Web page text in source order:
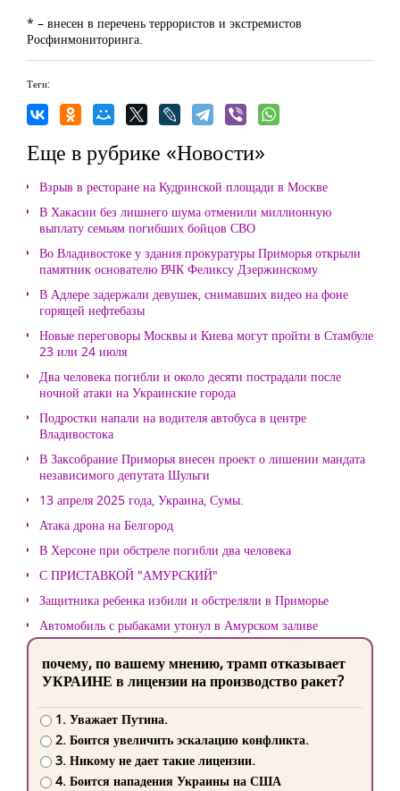
* – внесен в перечень террористов и экстремистов
Росфинмониторинга.
Теги:
Еще в рубрике «Новости»
Взрыв в ресторане на Кудринской площади в Москве
В Хакасии без лишнего шума отменили миллионную
выплату семьям погибших бойцов СВО
Во Владивостоке у здания прокуратуры Приморья открыли
памятник основателю ВЧК Феликсу Дзержинскому
В Адлере задержали девушек, снимавших видео на фоне
горящей нефтебазы
Новые переговоры Москвы и Киева могут пройти в Стамбуле
23 или 24 июля
Два человека погибли и около десяти пострадали после
ночной атаки на Украинские города
Подростки напали на водителя автобуса в центре
Владивостока
В Заксобрание Приморья внесен проект о лишении мандата
независимого депутата Шульги
13 апреля 2025 года, Украина, Сумы.
Атака дрона на Белгород
В Херсоне при обстреле погибли два человека
С ПРИСТАВКОЙ "АМУРСКИЙ"
Защитника ребенка избили и обстреляли в Приморье
Автомобиль с рыбаками утонул в Амурском заливе
почему, по вашему мнению, трамп отказывает
УКРАИНЕ в лицензии на производство ракет?
1. Уважает Путина.
2. Боится увеличить эскалацию конфликта.
3. Никому не дает такие лицензии.
4. Боится нападения Украины на США